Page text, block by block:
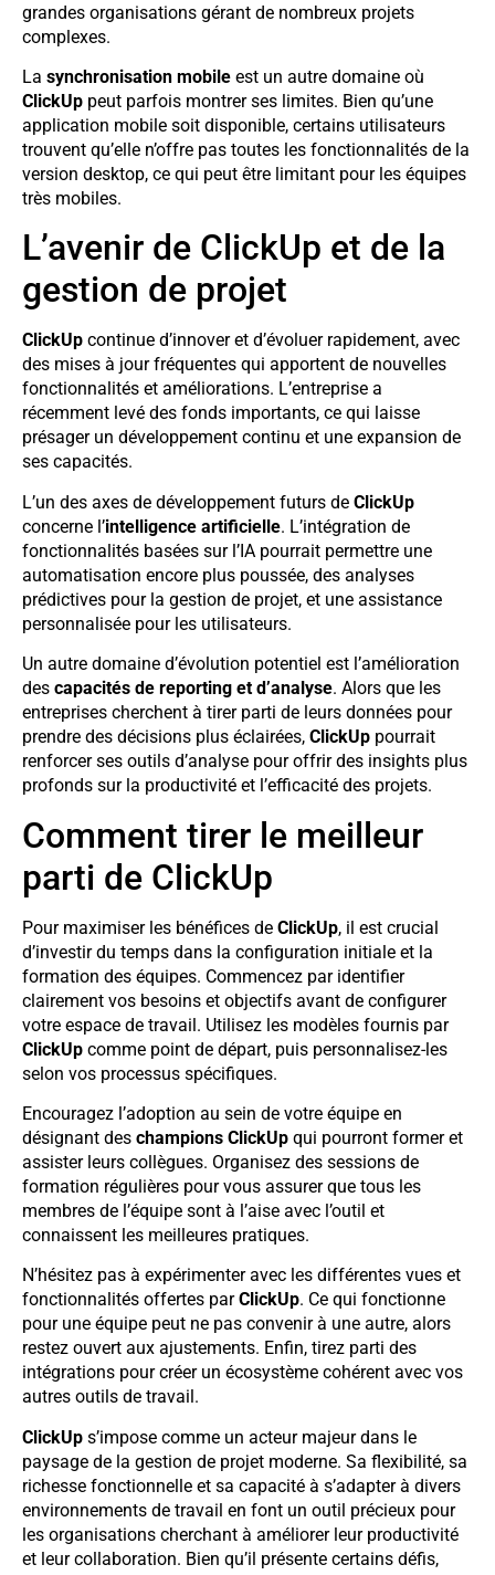
grandes organisations gérant de nombreux projets
complexes.
La synchronisation mobile est un autre domaine où
ClickUp peut parfois montrer ses limites. Bien qu’une
application mobile soit disponible, certains utilisateurs
trouvent qu’elle n’offre pas toutes les fonctionnalités de la
version desktop, ce qui peut être limitant pour les équipes
très mobiles.
L’avenir de ClickUp et de la
gestion de projet
ClickUp continue d’innover et d’évoluer rapidement, avec
des mises à jour fréquentes qui apportent de nouvelles
fonctionnalités et améliorations. L’entreprise a
récemment levé des fonds importants, ce qui laisse
présager un développement continu et une expansion de
ses capacités.
L’un des axes de développement futurs de ClickUp
concerne l’intelligence artificielle. L’intégration de
fonctionnalités basées sur l’IA pourrait permettre une
automatisation encore plus poussée, des analyses
prédictives pour la gestion de projet, et une assistance
personnalisée pour les utilisateurs.
Un autre domaine d’évolution potentiel est l’amélioration
des capacités de reporting et d’analyse. Alors que les
entreprises cherchent à tirer parti de leurs données pour
prendre des décisions plus éclairées, ClickUp pourrait
renforcer ses outils d’analyse pour offrir des insights plus
profonds sur la productivité et l’efficacité des projets.
Comment tirer le meilleur
parti de ClickUp
Pour maximiser les bénéfices de ClickUp, il est crucial
d’investir du temps dans la configuration initiale et la
formation des équipes. Commencez par identifier
clairement vos besoins et objectifs avant de configurer
votre espace de travail. Utilisez les modèles fournis par
ClickUp comme point de départ, puis personnalisez-les
selon vos processus spécifiques.
Encouragez l’adoption au sein de votre équipe en
désignant des champions ClickUp qui pourront former et
assister leurs collègues. Organisez des sessions de
formation régulières pour vous assurer que tous les
membres de l’équipe sont à l’aise avec l’outil et
connaissent les meilleures pratiques.
N’hésitez pas à expérimenter avec les différentes vues et
fonctionnalités offertes parClickUp. Ce qui fonctionne
pour une équipe peut ne pas convenir à une autre, alors
restez ouvert aux ajustements. Enfin, tirez parti des
intégrations pour créer un écosystème cohérent avec vos
autres outils de travail.
ClickUp s’impose comme un acteur majeur dans le
paysage de la gestion de projet moderne. Sa flexibilité, sa
richesse fonctionnelle et sa capacité à s’adapter à divers
environnements de travail en font un outil précieux pour
les organisations cherchant à améliorer leur productivité
et leur collaboration. Bien qu’il présente certains défis,